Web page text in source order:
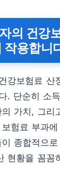
의 건강
작용합니
강보험료 산
. 단순히 소
가치, 그리
험료 부과
종합적으
현황을 꼼꼼